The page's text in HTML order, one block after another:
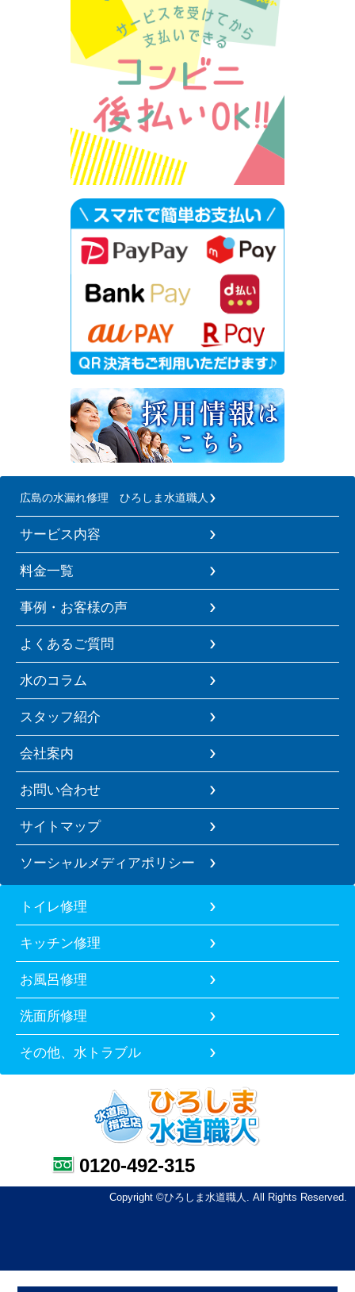
広島の水漏れ修理 ひろしま水道職人
サービス内容
料金一覧
事例・お客様の声
よくあるご質問
水のコラム
スタッフ紹介
会社案内
お問い合わせ
サイトマップ
ソーシャルメディアポリシー
トイレ修理
キッチン修理
お風呂修理
洗面所修理
その他、水トラブル
0120-492-315
Copyright ©ひろしま水道職人. All Rights Reserved.